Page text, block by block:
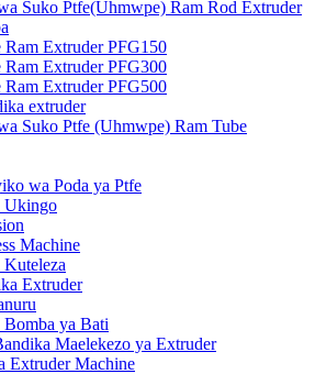
Suko Ptfe(Uhmwpe) Ram Rod Extruder
Ram Extruder PFG150
Ram Extruder PFG300
Ram Extruder PFG500
extruder
Suko Ptfe (Uhmwpe) Ram Tube
wa Poda ya Ptfe
Ukingo
Machine
Extruder
Bomba ya Bati
Maelekezo ya Extruder
Extruder Machine